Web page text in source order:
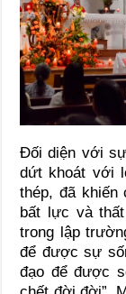
Đối diện với
dứt khoát với
thép, đã khiến
bất lực và
trong lập
để được sự
đạo để được